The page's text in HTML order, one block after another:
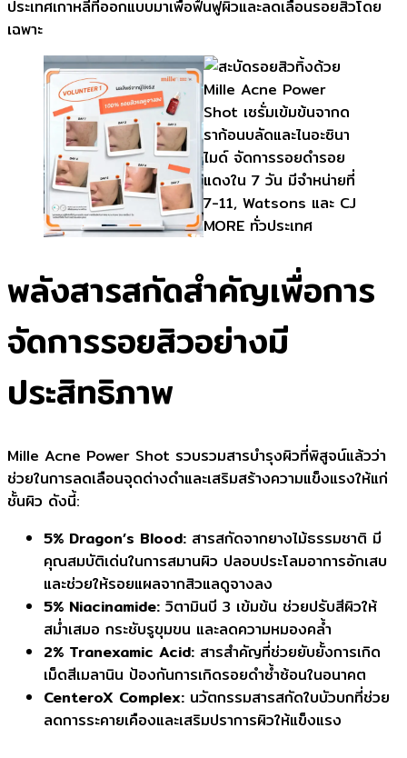
ประเทศเกาหลีที่ออกแบบมาเพื่อฟื้นฟูผิวและลดเลือนรอยสิวโดย
เฉพาะ
พลังสารสกัดสำคัญเพื่อการ
จัดการรอยสิวอย่างมี
ประสิทธิภาพ
Mille Acne Power Shot รวบรวมสารบำรุงผิวที่พิสูจน์แล้วว่า
ช่วยในการลดเลือนจุดด่างดำและเสริมสร้างความแข็งแรงให้แก่
ชั้นผิว ดังนี้:
5% Dragon’s Blood: สารสกัดจากยางไม้ธรรมชาติ มี
คุณสมบัติเด่นในการสมานผิว ปลอบประโลมอาการอักเสบ
และช่วยให้รอยแผลจากสิวแลดูจางลง
5% Niacinamide: วิตามินบี 3 เข้มข้น ช่วยปรับสีผิวให้
สม่ำเสมอ กระชับรูขุมขน และลดความหมองคล้ำ
2% Tranexamic Acid: สารสำคัญที่ช่วยยับยั้งการเกิด
เม็ดสีเมลานิน ป้องกันการเกิดรอยดำซ้ำซ้อนในอนาคต
CenteroX Complex: นวัตกรรมสารสกัดใบบัวบกที่ช่วย
ลดการระคายเคืองและเสริมปราการผิวให้แข็งแรง